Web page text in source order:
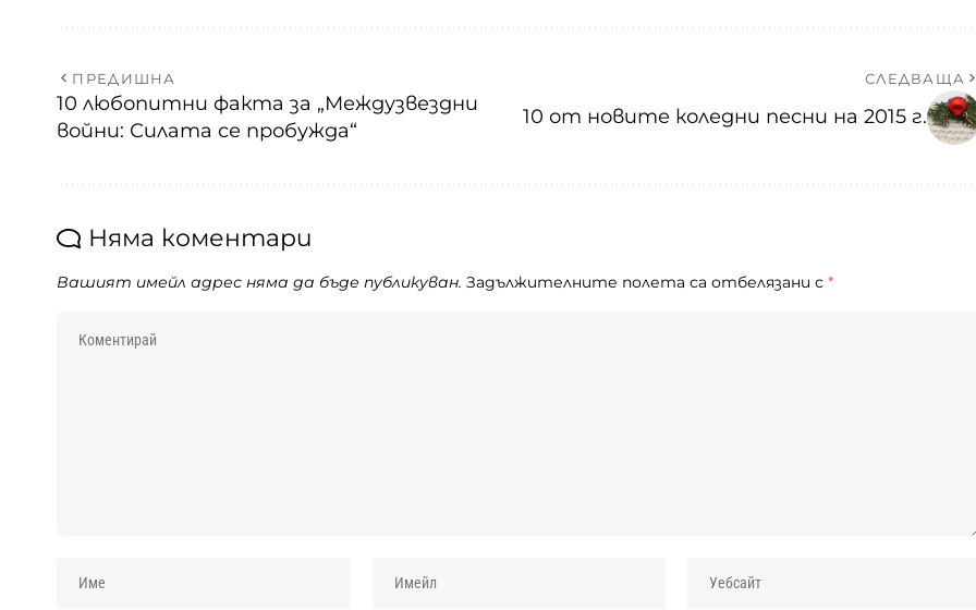
ПРЕДИШНА
10 любопитни факта за „Междузвездни
войни: Силата се пробужда“
СЛЕДВАЩА
10 от новите коледни песни на 2015 г.
Няма коментари
Вашият имейл адрес няма да бъде публикуван. Задължителните полета са отбелязани с *